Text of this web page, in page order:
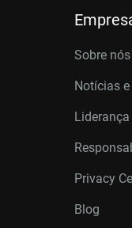
Sobre nós
Notícias
Liderança
Privacy
Blog